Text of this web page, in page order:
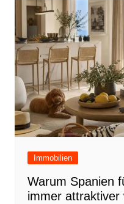
Immobilien
Warum Spanien
immer attraktiver